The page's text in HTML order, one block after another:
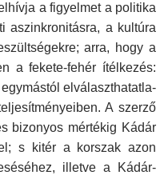
a figyelmet a politika
aszinkronitásra, a kultúra
arra, hogy a
a fekete-fe­hér ítélkezés:
elválaszthatatla­
A szerző
bizonyos mértékig Kádár
s kitér a korszak azon
illetve a Kádár-